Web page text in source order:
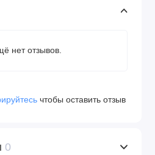
нет отзывов.
чтобы оставить отзыв
0